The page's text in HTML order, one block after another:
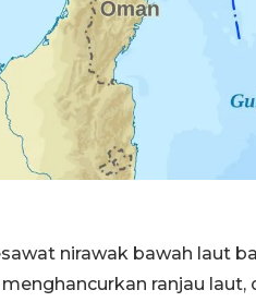
nirawak bawah laut
ranjau laut,